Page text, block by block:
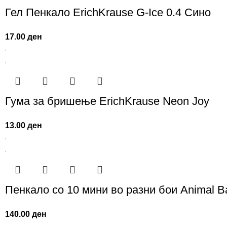
Гел Пенкало ErichKrause G-Ice 0.4 Сино
17.00ден
Гума за бришење ErichKrause Neon Joy
13.00ден
Пенкало со 10 мини во разни бои Animal
140.00ден